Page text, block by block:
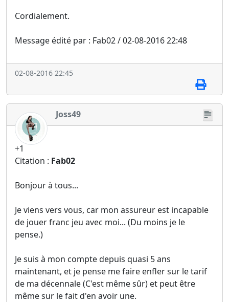
Cordialement.
Message édité par : Fab02 / 02-08-2016 22:48
02-08-2016 22:45
Joss49
+1
Citation : Fab02
Bonjour à tous...
Je viens vers vous, car mon assureur est incapable
de jouer franc jeu avec moi... (Du moins je le
pense.)
Je suis à mon compte depuis quasi 5 ans
maintenant, et je pense me faire enfler sur le tarif
de ma décennale (C'est même sûr) et peut être
même sur le fait d'en avoir une.